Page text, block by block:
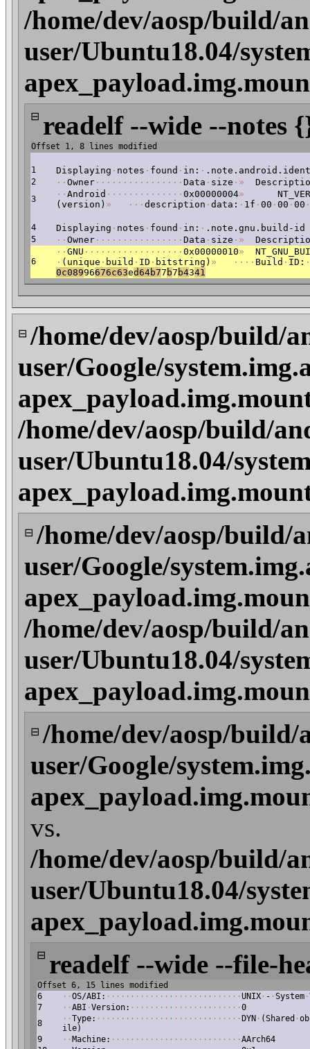
/home/dev/aosp/build/
user/Ubuntu18.04/
⊟ readelf --wide --notes
Offset 1, 8 lines modified
1 Displaying · notes · found · in: · .note.android.ident
2 · · Owner · · · · · · · · · · · · · · · · Data · size · »
3 · · Android · · · · · · · · · · · · · · 0x00000004»
(version) » · · · description · data: · 1f · 00 · 00 · 00 ·
4 Displaying · notes · found · in: · .note.gnu.build-id
5 · · Owner · · · · · · · · · · · · · · · · Data · size · »
6
· · GNU · · · · · · · · · · · · · · · · · · 0x00000010»
· (unique · build · ID · bitstring) » · · · · Build · ID: ·
0c08996676c63ed64b77 b7 b4341
⊟ /home/dev/aosp/build/
user/Google/
/home/dev/aosp/build/
user/Ubuntu18.04/
⊟ /home/dev/aosp/build/
user/Google/
/home/dev/aosp/build/
user/Ubuntu18.04/
⊟ /home/dev/aosp/
user/Google/
vs.
/home/dev/aosp/build/
user/Ubuntu18.04/
⊟ readelf --wide --file-
Offset 6, 15 lines modified
6
· ·OS/ABI: · · · · · · · · · · · · · · · · · · · · · · · · · · · ·UNIX · - ·System ·
7
· ·ABI ·Version: · · · · · · · · · · · · · · · · · · · · · · ·0
8
· ·Type: · · · · · · · · · · · · · · · · · · · · · · · · · · · · · · DYN · (Shared ·
ile)
9
· · Machine: · · · · · · · · · · · · · · · · · · · · · · · · · · ·AArch64